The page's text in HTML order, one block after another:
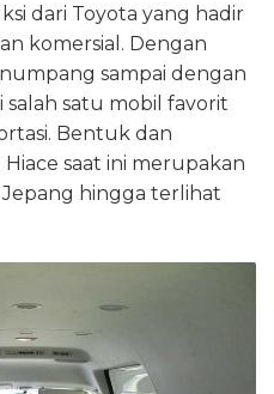
dari Toyota yang hadir
komersial. Dengan
sampai dengan
salah satu mobil favorit
Bentuk dan
saat ini merupakan
Jepang hingga terlihat